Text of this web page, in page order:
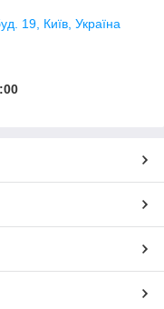
19, Київ, Україна